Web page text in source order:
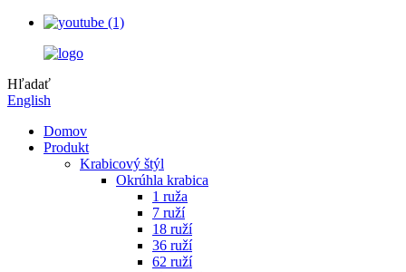
Hľadať
English
Domov
Produkt
Krabicový štýl
Okrúhla krabica
1 ruža
7 ruží
18 ruží
36 ruží
62 ruží